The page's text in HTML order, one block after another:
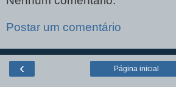
Postar um comentário
‹ Página inicial